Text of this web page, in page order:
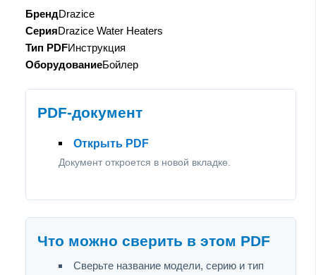
БрендDrazice
СерияDrazice Water Heaters
Тип PDFИнструкция
ОборудованиеБойлер
PDF-документ
Открыть PDF
Документ откроется в новой вкладке.
Что можно сверить в этом PDF
Сверьте название модели, серию и тип